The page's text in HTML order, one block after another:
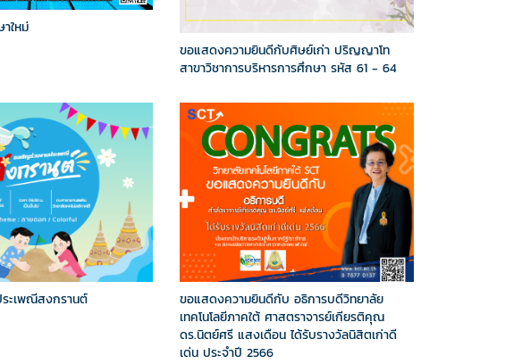
ใหม่
ขอแสดงความยินดีกับศิษย์เก่า ปริญญาโท
สาขาวิชาการบริหารการศึกษา รหัส 61 - 64
ะเพณีสงกรานต์
ขอแสดงความยินดีกับ อธิการบดีวิทยาลัย
เทคโนโลยีภาคใต้ ศาสตราจารย์เกียรติคุณ
ดร.นิตย์ศรี แสงเดือน ได้รับรางวัลนิสิตเก่าดี
เด่น ประจำปี 2566